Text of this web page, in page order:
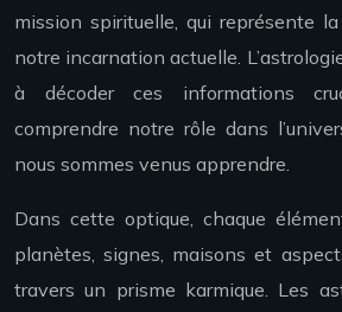
mission spirituelle, qui représente
notre incarnation actuelle.
à décoder ces informations
comprendre notre rôle dans
nous sommes venus apprendre.
Dans cette optique, chaque
planètes, signes, maisons et
travers un prisme karmique. Les